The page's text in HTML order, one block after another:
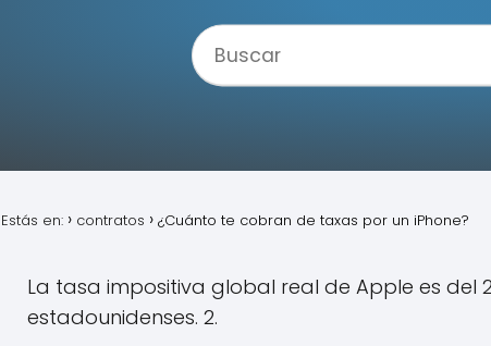
Estás en: contratos ¿Cuánto te cobran de taxas por un iPhone?
La tasa impositiva global real de Apple es del
estadounidenses. 2.